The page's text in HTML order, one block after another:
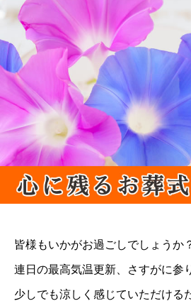
皆様もいかがお過ごしでしょうか
連日の最高気温更新、さすがに参
少しでも涼しく感じていただける